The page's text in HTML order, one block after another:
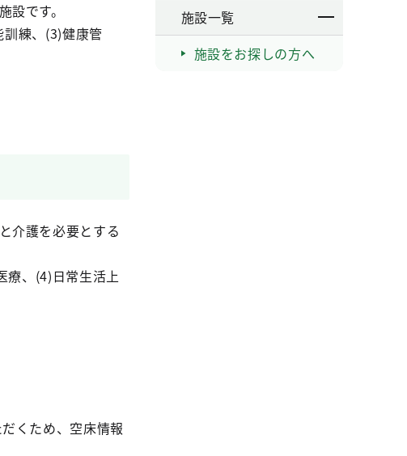
です。
練、(3)健康管
介護を必要とする
療、(4)日常生活上
くため、空床情報
施設一覧
施設をお探しの方へ